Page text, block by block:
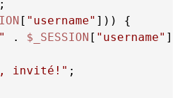
[ "username"
. $_SESSION [ "username" ]
invité!" ;